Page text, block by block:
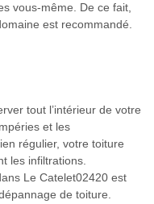
vous-même. De ce fait,
est recommandé.
tout l’intérieur de votre
et les
régulier, votre toiture
les infiltrations.
Le Catelet02420 est
de toiture.